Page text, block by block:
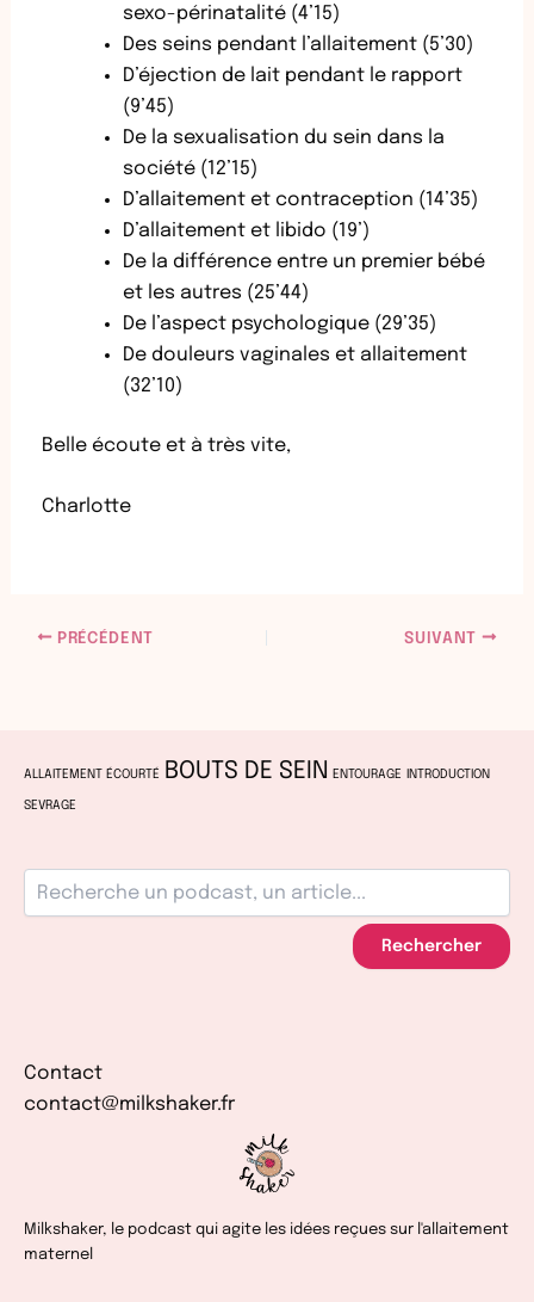
sexo-périnatalité (4’15)
Des seins pendant l’allaitement (5’30)
D’éjection de lait pendant le rapport
(9’45)
De la sexualisation du sein dans la
société (12’15)
D’allaitement et contraception (14’35)
D’allaitement et libido (19’)
De la différence entre un premier bébé
et les autres (25’44)
De l’aspect psychologique (29’35)
De douleurs vaginales et allaitement
(32’10)
Belle écoute et à très vite,
Charlotte
PRÉCÉDENT SUIVANT
ALLAITEMENT ÉCOURTÉ BOUTS DE SEIN ENTOURAGE INTRODUCTION
SEVRAGE
Rechercher
Contact
contact@milkshaker.fr
Milkshaker, le podcast qui agite les idées reçues sur l'allaitement
maternel